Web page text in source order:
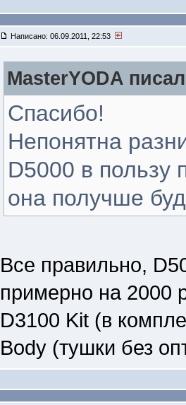
Написано: 06.09.2011, 22:53
MasterYODA
Спасибо!
Непонятна
D5000 в пользу
она получше
Все правильно,
примерно на 2000
D3100 Kit (в
Body (тушки без